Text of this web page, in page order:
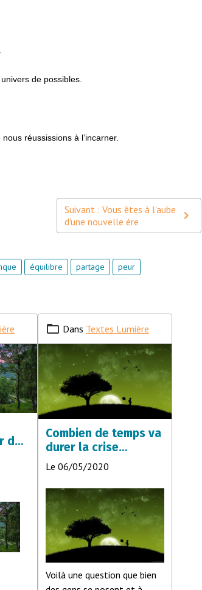
de possibles.
réussissions à l’incarner.
Suivant : Vous êtes à l'aube
d'une nouvelle ère
équilibre partage peur
de
Dans Textes Lumière
Combien de temps va
durer la crise
mondiale ?
Le 06/05/2020
Voilà une question que bien